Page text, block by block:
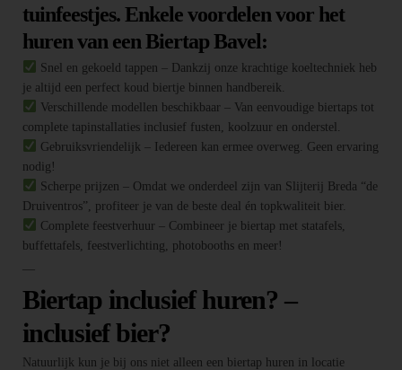
tuinfeestjes. Enkele voordelen voor het
huren van een Biertap Bavel:
Snel en gekoeld tappen – Dankzij onze krachtige koeltechniek heb
je altijd een perfect koud biertje binnen handbereik.
Verschillende modellen beschikbaar – Van eenvoudige biertaps tot
complete tapinstallaties inclusief fusten, koolzuur en onderstel.
Gebruiksvriendelijk – Iedereen kan ermee overweg. Geen ervaring
nodig!
Scherpe prijzen – Omdat we onderdeel zijn van Slijterij Breda “de
Druiventros”, profiteer je van de beste deal én topkwaliteit bier.
Complete feestverhuur – Combineer je biertap met statafels,
buffettafels, feestverlichting, photobooths en meer!
—
Biertap inclusief huren? –
inclusief bier?
Natuurlijk kun je bij ons niet alleen een biertap huren in locatie